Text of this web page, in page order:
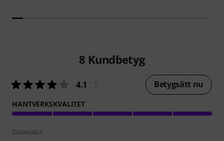
8 Kundbetyg
4.1 Betygsätt nu
HANTVERKSKVALITET
Poängpolicy